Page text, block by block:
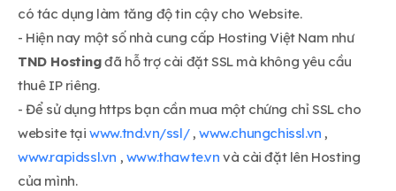
có tác dụng làm tăng độ tin cậy cho Website.
- Hiện nay một số nhà cung cấp Hosting Việt Nam như
TND Hostingđã hỗ trợ cài đặt SSL mà không yêu cầu
thuê IP riêng.
- Để sử dụng https bạn cần mua một chứng chỉ SSL cho
website tạiwww.tnd.vn/ssl/,www.chungchissl.vn ,
www.rapidssl.vn , www.thawte.vn và cài đặt lên Hosting
của mình.